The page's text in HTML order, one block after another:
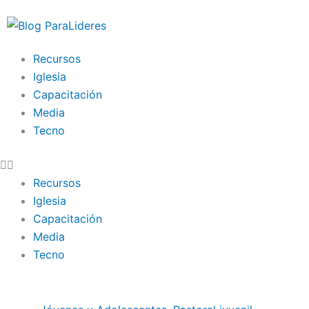
al
Recursos
Iglesia
Capacitación
Media
Tecno
Recursos
Iglesia
Capacitación
Media
Tecno